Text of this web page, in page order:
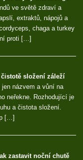
ve světě zdraví a
extraktů, nápojů a
chaga a turkey
proti […]
složení záleží
názvem a vůní na
neřekne. Rozhodující je
a čistota složení.
[…]
zastavit noční chutě